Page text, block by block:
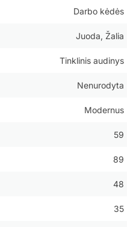
Darbo kėdės
Juoda, Žalia
Tinklinis audinys
Nenurodyta
Modernus
59
89
48
35